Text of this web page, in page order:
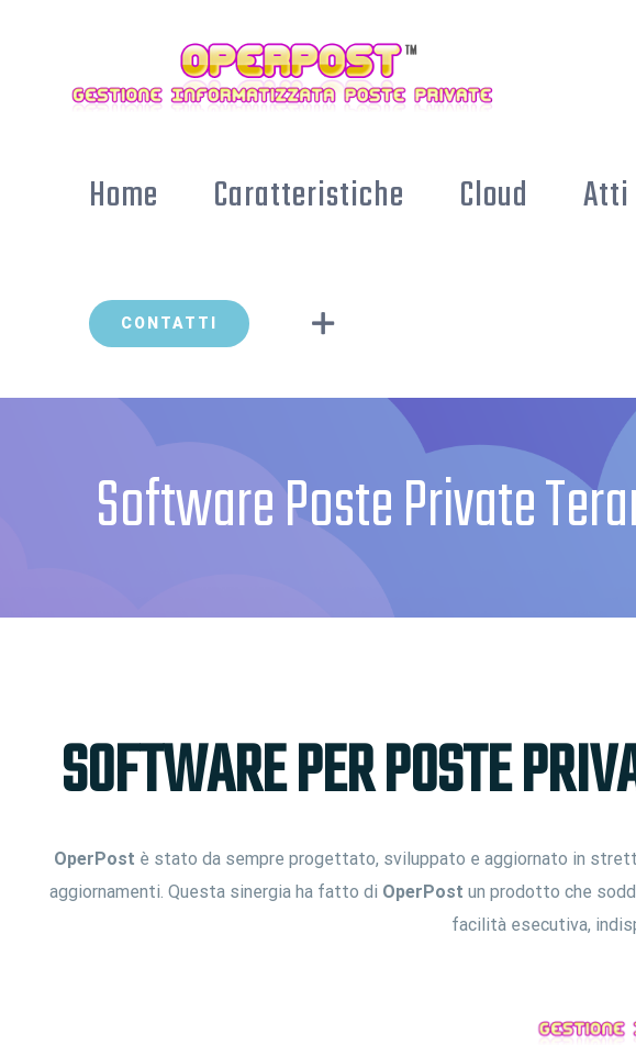
Home Caratteristiche Cloud
CONTATTI
Software Poste Private
SOFTWARE PER POSTE
OperPost è stato da sempre progettato, sviluppato e aggiornato in
aggiornamenti. Questa sinergia ha fatto di OperPost un prodotto che
facilità esecutiva,